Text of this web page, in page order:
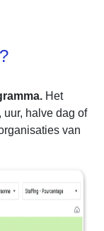
Het
uur, halve dag of
van